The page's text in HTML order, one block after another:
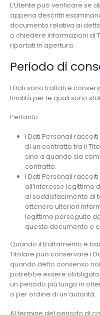
L’Utente può verificare se
appena descritti
documento relativa ai
o chiedere informazioni al
riportati in apertura.
Periodo di
I Dati sono trattati e
finalità per le quali sono
Pertanto:
I Dati Personali
di un contratto tra il
sino a quando sia
contratto.
I Dati Personali
all’interesse legittimo
al soddisfacimento di
ottenere ulteriori
legittimo perseguito
questo documento o
Quando il trattamento è
Titolare può conservare i
quando detto consenso
potrebbe essere
un periodo più lungo in
o per ordine di un’autorità.